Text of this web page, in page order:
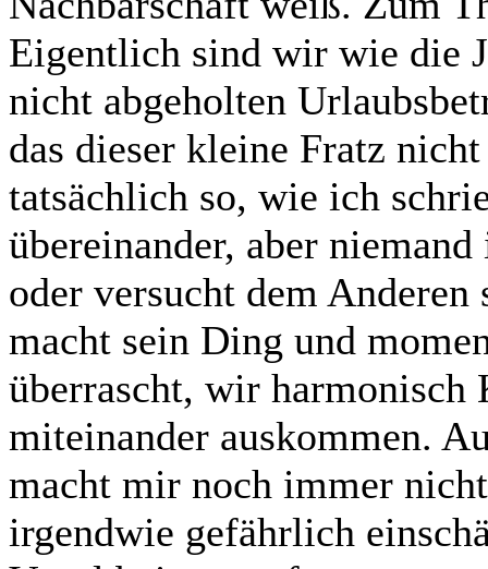
Eigentlich sind wir wie die
nicht abgeholten
das dieser kleine Fratz
tatsächlich so, wie ich
übereinander, aber
oder versucht dem Anderen
macht sein Ding und
überrascht, wir harmonisch
miteinander auskommen.
macht mir noch immer
irgendwie gefährlich